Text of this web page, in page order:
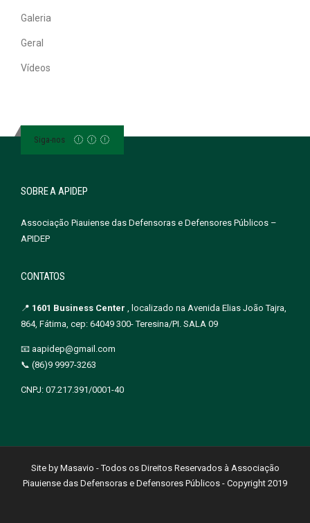
Galeria
Geral
Vídeos
Siga-nos
SOBRE A APIDEP
Associação Piauiense das Defensoras e Defensores Públicos –
APIDEP
CONTATOS
📍 1601 Business Center , localizado na Avenida Elias João Tajra,
864, Fátima, cep: 64049 300- Teresina/PI. SALA 09
📧 aapidep@gmail.com
📞 (86)9 9997-3263
CNPJ: 07.217.391/0001-40
Site by Masavio - Todos os Direitos Reservados à Associação
Piauiense das Defensoras e Defensores Públicos - Copyright 2019